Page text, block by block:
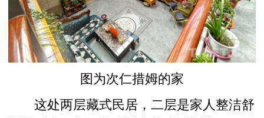
图为次仁措姆的家
这处两层藏式民居，二层是家人整洁舒